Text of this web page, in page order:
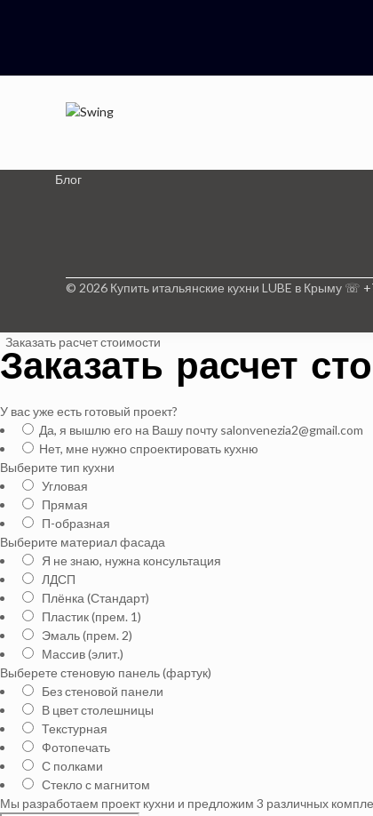
Блог
© 2026 Купить итальянские кухни LUBE в Крыму ☏
Заказать расчет стоимости
Заказать расчет
У вас уже есть готовый проект?
Да, я вышлю его на Вашу почту salonvenezia2@gmail.com
Нет, мне нужно спроектировать кухню
Выберите тип кухни
Угловая
Прямая
П-образная
Выберите материал фасада
Я не знаю, нужна консультация
ЛДСП
Плёнка (Стандарт)
Пластик (прем. 1)
Эмаль (прем. 2)
Массив (элит.)
Выберете стеновую панель (фартук)
Без стеновой панели
В цвет столешницы
Текстурная
Фотопечать
С полками
Стекло с магнитом
Мы разработаем проект кухни и предложим 3 различных